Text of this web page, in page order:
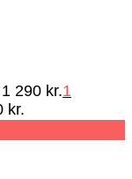
290 kr.1
kr.